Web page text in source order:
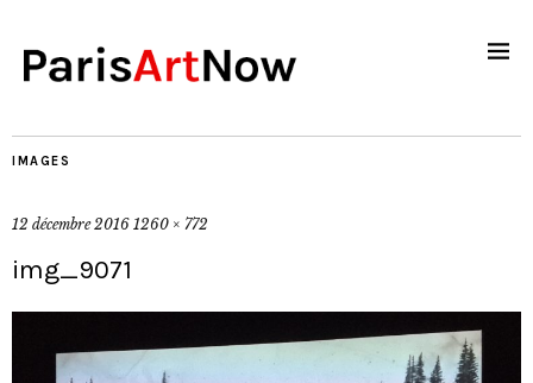
IMAGES
12 décembre 2016 1260 × 772
img_9071